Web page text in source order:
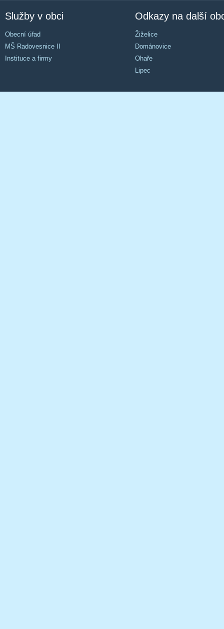
Služby v obci
Obecní úřad
MŠ Radovesnice II
Instituce a firmy
Odkazy na další
Žiželice
Dománovice
Ohaře
Lipec